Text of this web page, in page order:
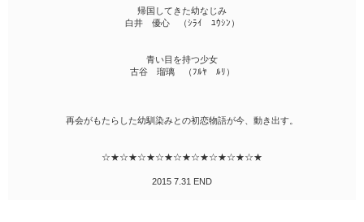
帰国してきた幼なじみ
白井 優心 （ｼﾗｲ ﾕｳｼﾝ）
青い目を持つ少女
古谷 瑠璃 （ﾌﾙﾔ ﾙﾘ）
再会がもたらした幼馴染みとの初恋物語が今、動き出す。
☆★☆★☆★☆★☆★☆★☆★☆★☆★
2015 7.31 END